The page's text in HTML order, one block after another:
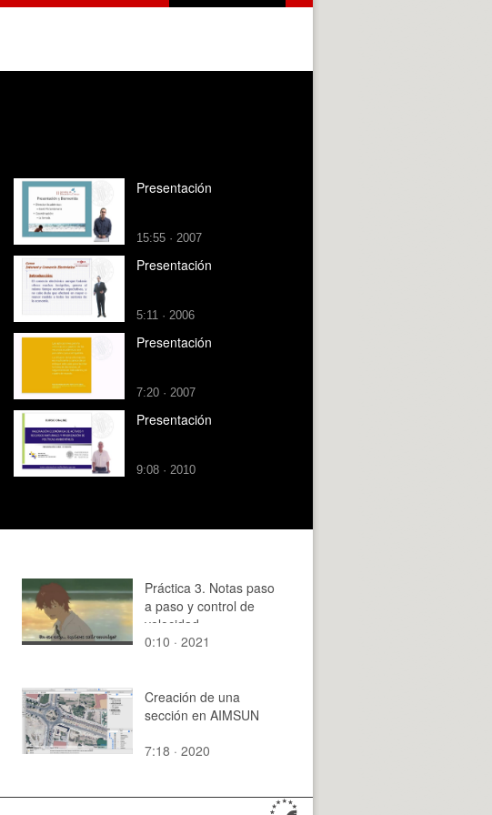
Presentación
15:55 · 2007
Presentación
5:11 · 2006
Presentación
7:20 · 2007
Presentación
9:08 · 2010
Práctica 3. Notas paso
a paso y control de
velocidad
0:10 · 2021
Creación de una
sección en AIMSUN
7:18 · 2020